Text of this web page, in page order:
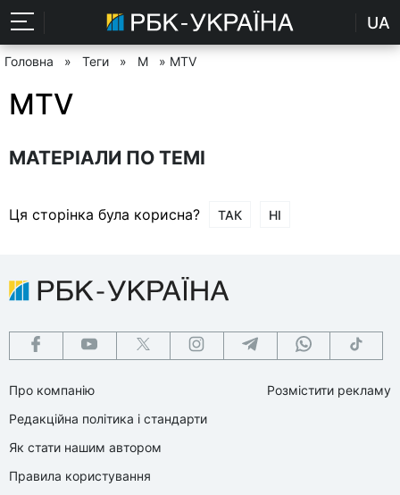
UA
Головна » Теги » M » MTV
MTV
МАТЕРІАЛИ ПО ТЕМІ
Ця сторінка була корисна? ТАК НІ
Про компанію
Редакційна політика і стандарти
Як стати нашим автором
Правила користування
Розмістити рекламу